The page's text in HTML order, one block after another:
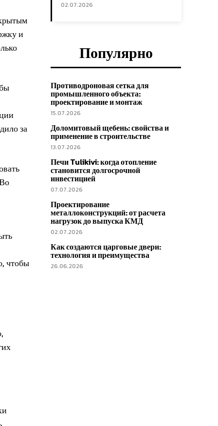
и
за
чтобы
02.07.2026
Популярно
Противодроновая сетка для
промышленного объекта:
проектирование и монтаж
15.07.2026
Доломитовый щебень: свойства и
применение в строительстве
13.07.2026
Печи Tulikivi: когда отопление
становится долгосрочной
инвестицией
07.07.2026
Проектирование
металлоконструкций: от расчета
нагрузок до выпуска КМД
02.07.2026
Как создаются царговые двери:
технология и преимущества
26.06.2026